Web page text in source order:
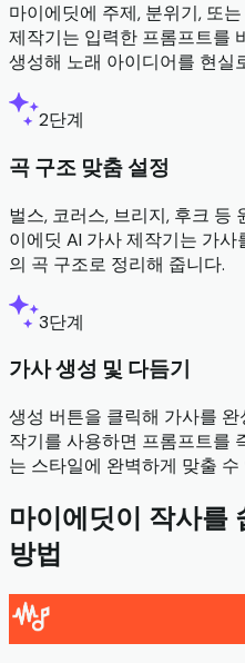
마이에딧에 주제, 분위기, 또
제작기는 입력한 프롬프트를
생성해 노래 아이디어를 현실
2단계
곡 구조 맞춤 설정
벌스, 코러스, 브리지, 후크 등
이에딧 AI 가사 제작기는 가
의 곡 구조로 정리해 줍니다.
3단계
가사 생성 및 다듬기
생성 버튼을 클릭해 가사를
작기를 사용하면 프롬프트를
는 스타일에 완벽하게 맞출 수
마이에딧이 작사를
방법